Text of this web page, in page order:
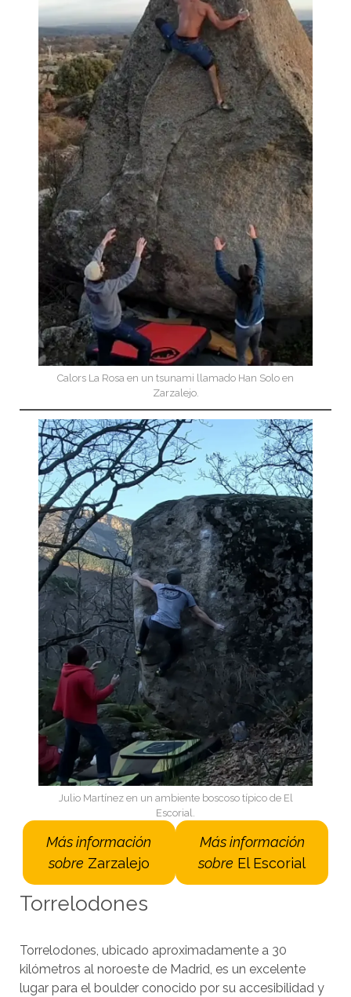
Calors La Rosa en un tsunami llamado Han Solo en
Zarzalejo.
Julio Martínez en un ambiente boscoso típico de El
Escorial.
Más información
sobre Zarzalejo
Más información
sobre El Escorial
Torrelodones
Torrelodones, ubicado aproximadamente a 30
kilómetros al noroeste de Madrid, es un excelente
lugar para el boulder conocido por su accesibilidad y